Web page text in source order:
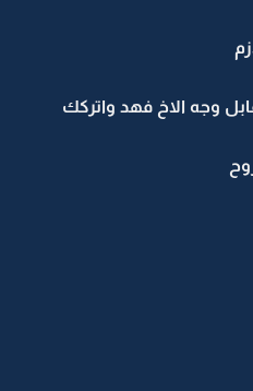
وجه الاخ فهد واتركك